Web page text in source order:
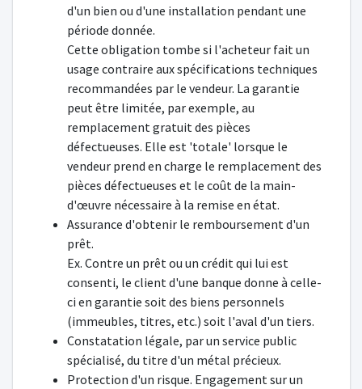
d'un bien ou d'une installation pendant une
période donnée.
Cette obligation tombe si l'acheteur fait un
usage contraire aux spécifications techniques
recommandées par le vendeur. La garantie
peut être limitée, par exemple, au
remplacement gratuit des pièces
défectueuses. Elle est 'totale' lorsque le
vendeur prend en charge le remplacement des
pièces défectueuses et le coût de la main-
d'œuvre nécessaire à la remise en état.
Assurance d'obtenir le remboursement d'un
prêt.
Ex. Contre un prêt ou un crédit qui lui est
consenti, le client d'une banque donne à celle-
ci en garantie soit des biens personnels
(immeubles, titres, etc.) soit l'aval d'un tiers.
Constatation légale, par un service public
spécialisé, du titre d'un métal précieux.
Protection d'un risque. Engagement sur un